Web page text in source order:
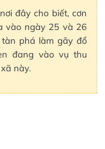
đây cho biết, cơn
vào ngày 25 và 26
phá làm gãy đổ
đang vào vụ thu
này.